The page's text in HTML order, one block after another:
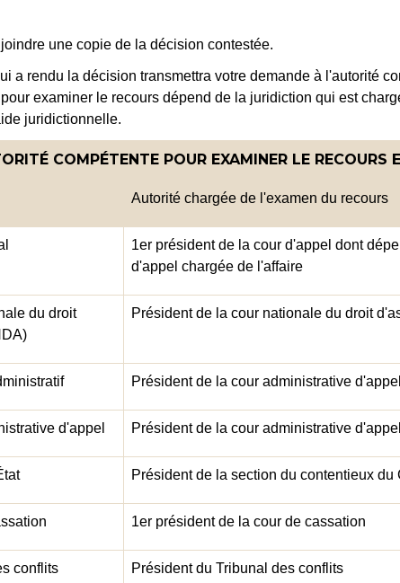
une copie de la décision contestée.
a rendu la décision transmettra votre demande à l'autorité
examiner le recours dépend de la juridiction qui est
juridictionnelle.
COMPÉTENTE POUR EXAMINER LE
Autorité chargée de l'examen du recours
1erprésident de la cour d'appel dont
d'appel chargée de l'affaire
du droit
Président de la cour nationale du droit
Président de la cour administrative
d'appel Président de la cour administrative
Président de la section du contentieux du
1erprésident de la cour de cassation
conflits Président du Tribunal des conflits